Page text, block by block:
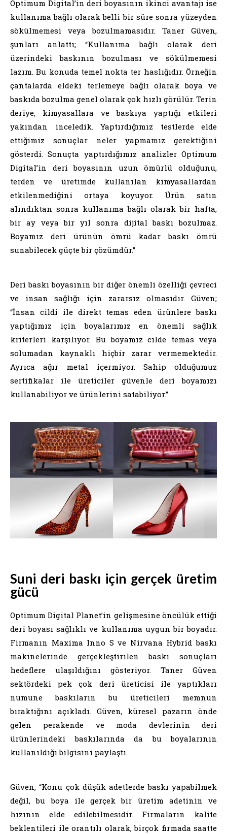
Optimum Digital’in deri boyasının ikinci avantajı ise
kullanıma bağlı olarak belli bir süre sonra yüzeyden
sökülmemesi veya bozulmamasıdır. Taner Güven,
şunları anlattı; “Kullanıma bağlı olarak deri
üzerindeki baskının bozulması ve sökülmemesi
lazım. Bu konuda temel nokta ter haslığıdır. Örneğin
çantalarda eldeki terlemeye bağlı olarak boya ve
baskıda bozulma genel olarak çok hızlı görülür. Terin
deriye, kimyasallara ve baskıya yaptığı etkileri
yakından inceledik. Yaptırdığımız testlerde elde
ettiğimiz sonuçlar neler yapmamız gerektiğini
gösterdi. Sonuçta yaptırdığımız analizler Optimum
Digital’in deri boyasının uzun ömürlü olduğunu,
terden ve üretimde kullanılan kimyasallardan
etkilenmediğini ortaya koyuyor. Ürün satın
alındıktan sonra kullanıma bağlı olarak bir hafta,
bir ay veya bir yıl sonra dijital baskı bozulmaz.
Boyamız deri ürünün ömrü kadar baskı ömrü
sunabilecek güçte bir çözümdür.”
Deri baskı boyasının bir diğer önemli özelliği çevreci
ve insan sağlığı için zararsız olmasıdır. Güven;
“İnsan cildi ile direkt temas eden ürünlere baskı
yaptığımız için boyalarımız en önemli sağlık
kriterleri karşılıyor. Bu boyamız cilde temas veya
solumadan kaynaklı hiçbir zarar vermemektedir.
Ayrıca ağır metal içermiyor. Sahip olduğumuz
sertifikalar ile üreticiler güvenle deri boyamızı
kullanabiliyor ve ürünlerini satabiliyor.”
Suni deri baskı için gerçek üretim
gücü
Optimum Digital Planet’in gelişmesine öncülük ettiği
deri boyası sağlıklı ve kullanıma uygun bir boyadır.
Firmanın Maxima Inno S ve Nirvana Hybrid baskı
makinelerinde gerçekleştirilen baskı sonuçları
hedeflere ulaşıldığını gösteriyor. Taner Güven
sektördeki pek çok deri üreticisi ile yaptıkları
numune baskıların bu üreticileri memnun
bıraktığını açıkladı. Güven, küresel pazarın önde
gelen perakende ve moda devlerinin deri
ürünlerindeki baskılarında da bu boyalarının
kullanıldığı bilgisini paylaştı.
Güven; “Konu çok düşük adetlerde baskı yapabilmek
değil, bu boya ile gerçek bir üretim adetinin ve
hızının elde edilebilmesidir. Firmaların kalite
beklentileri ile orantılı olarak, birçok firmada saatte